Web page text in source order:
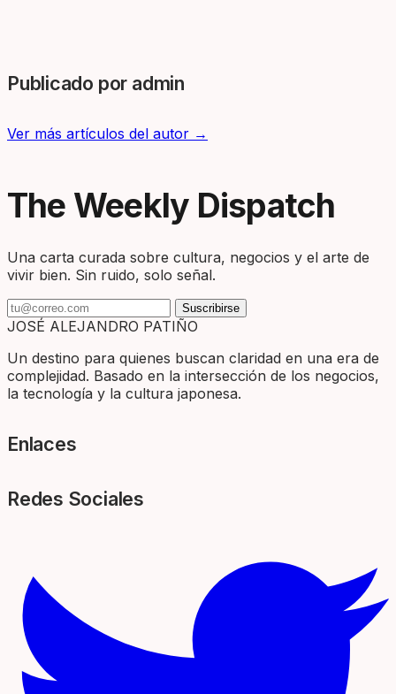
Publicado por admin
Ver más artículos del autor →
The Weekly Dispatch
Una carta curada sobre cultura, negocios y el arte de
vivir bien. Sin ruido, solo señal.
Suscribirse
JOSÉ ALEJANDRO PATIÑO
Un destino para quienes buscan claridad en una era de
complejidad. Basado en la intersección de los negocios,
la tecnología y la cultura japonesa.
Enlaces
Redes Sociales